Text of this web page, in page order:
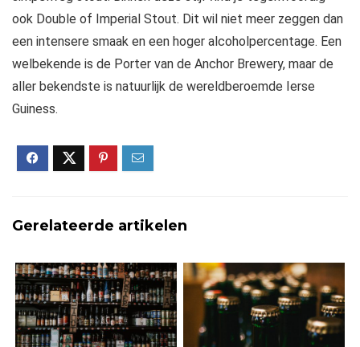
ook Double of Imperial Stout. Dit wil niet meer zeggen dan
een intensere smaak en een hoger alcoholpercentage. Een
welbekende is de Porter van de Anchor Brewery, maar de
aller bekendste is natuurlijk de wereldberoemde Ierse
Guiness.
Gerelateerde artikelen